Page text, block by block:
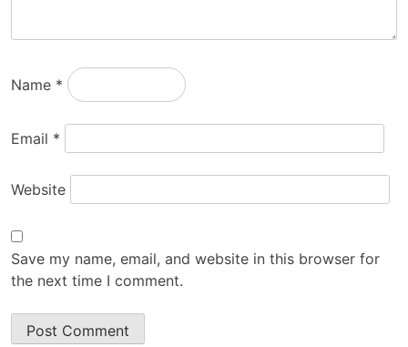
Name *
Email *
Website
Save my name, email, and website in this browser for
the next time I comment.